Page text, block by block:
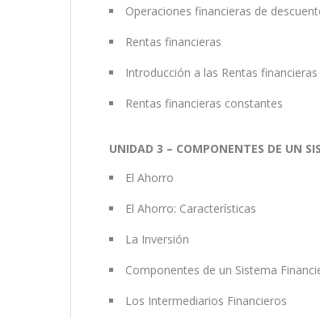
Operaciones financieras de
Rentas financieras
Introducción a las Rentas financieras
Rentas financieras constantes
UNIDAD 3 – COMPONENTES DE UN
El Ahorro
El Ahorro: Características
La Inversión
Componentes de un Sistema
Los Intermediarios Financieros